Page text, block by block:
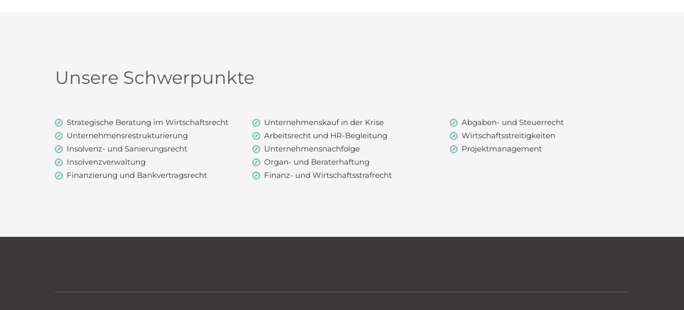
Unsere Schwerpunkte
Strategische Beratung im Wirtschaftsrecht
Unternehmensrestrukturierung
Insolvenz- und Sanierungsrecht
Insolvenzverwaltung
Finanzierung und Bankvertragsrecht
Unternehmenskauf in der Krise
Arbeitsrecht und HR-Begleitung
Unternehmensnachfolge
Organ- und Beraterhaftung
Finanz- und Wirtschaftsstrafrecht
Abgaben- und Steuerrecht
Wirtschaftsstreitigkeiten
Projektmanagement